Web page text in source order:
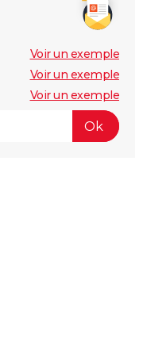
Voir un exemple
Voir un exemple
Voir un exemple